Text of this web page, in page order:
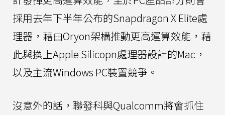
採用去年下半年公布的Snapdragon X Elite處
理器，藉由Oryon架構推動更高運算效能，藉
此與換上Apple Silicopn處理器設計的Mac，
以及主流Windows PC裝置競爭。
沒意外的話，聯發科與Qualcomm將會抓住